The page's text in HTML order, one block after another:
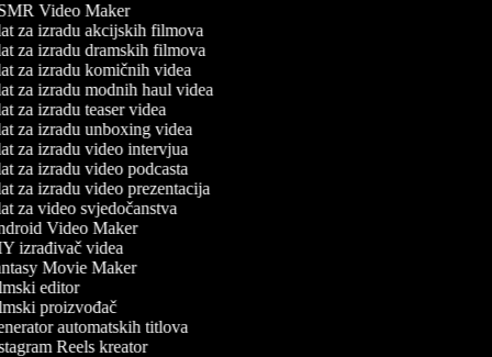
Video Maker
za izradu akcijskih filmova
za izradu dramskih filmova
za izradu komičnih videa
za izradu modnih haul videa
za izradu teaser videa
za izradu unboxing videa
za izradu video intervjua
za izradu video podcasta
za izradu video prezentacija
za video svjedočanstva
Video Maker
izrađivač videa
Movie Maker
editor
proizvođač
automatskih titlova
Reels kreator